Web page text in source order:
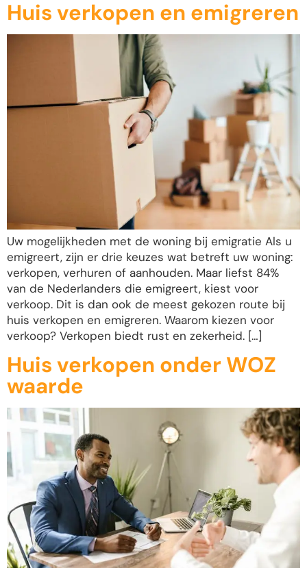
Huis verkopen en emigreren
Uw mogelijkheden met de woning bij emigratie Als u
emigreert, zijn er drie keuzes wat betreft uw woning:
verkopen, verhuren of aanhouden. Maar liefst 84%
van de Nederlanders die emigreert, kiest voor
verkoop. Dit is dan ook de meest gekozen route bij
huis verkopen en emigreren. Waarom kiezen voor
verkoop? Verkopen biedt rust en zekerheid. […]
Huis verkopen onder WOZ
waarde